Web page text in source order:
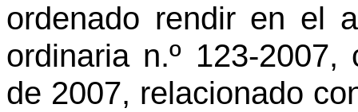
ordenado rendir en el
ordinaria n.º 123-
de 2007, relacionado